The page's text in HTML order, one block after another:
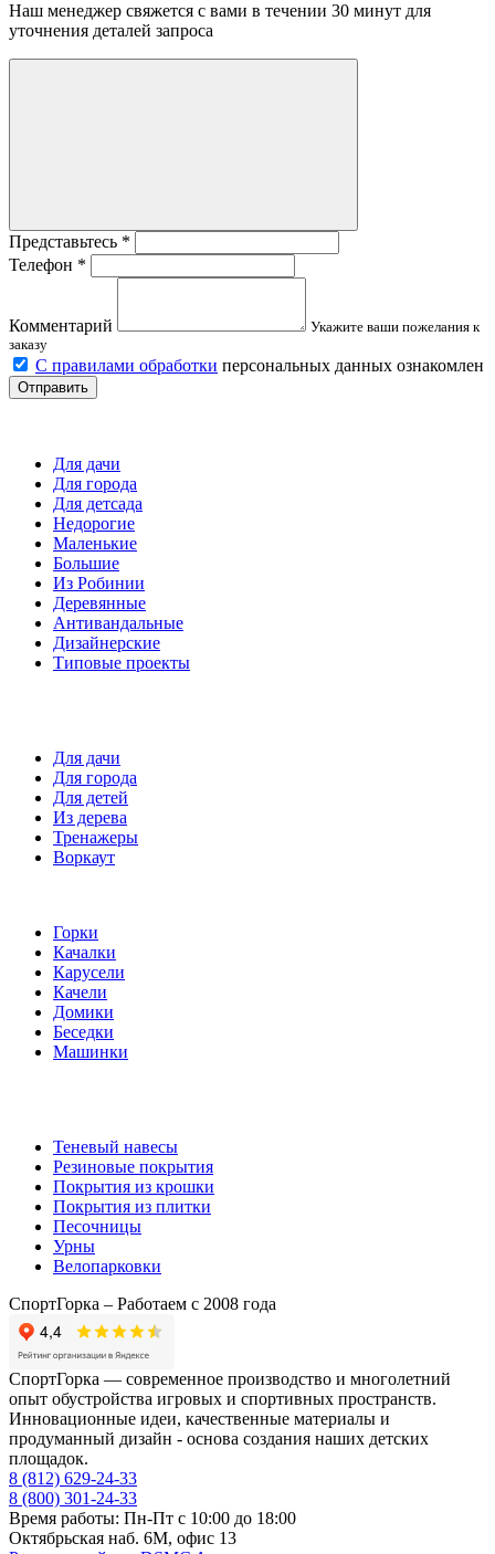
Наш менеджер свяжется с вами в течении 30 минут для
уточнения деталей запроса
Представьтесь *
Телефон *
Комментарий
Укажите ваши пожелания к
заказу
С правилами обработки персональных данных ознакомлен
Отправить
Для дачи
Для города
Для детсада
Недорогие
Маленькие
Большие
Из Робинии
Деревянные
Антивандальные
Дизайнерские
Типовые проекты
Для дачи
Для города
Для детей
Из дерева
Тренажеры
Воркаут
Горки
Качалки
Карусели
Качели
Домики
Беседки
Машинки
Теневый навесы
Резиновые покрытия
Покрытия из крошки
Покрытия из плитки
Песочницы
Урны
Велопарковки
СпортГорка – Работаем с 2008 года
СпортГорка — современное производство и многолетний
опыт обустройства игровых и спортивных пространств.
Инновационные идеи, качественные материалы и
продуманный дизайн - основа создания наших детских
площадок.
8 (812) 629-24-33
8 (800) 301-24-33
Время работы: Пн-Пт с 10:00 до 18:00
Октябрьская наб. 6М, офис 13